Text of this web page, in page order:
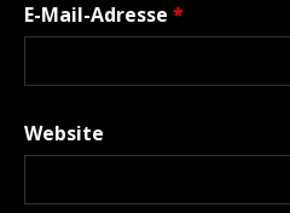
E-Mail-Adresse *
Website